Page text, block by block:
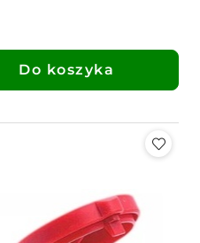
Do koszyka